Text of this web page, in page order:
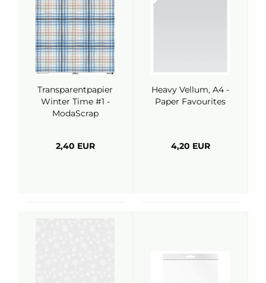
Transparentpapier
Winter Time #1 -
ModaScrap
2,40 EUR
Heavy Vellum, A4 -
Paper Favourites
4,20 EUR